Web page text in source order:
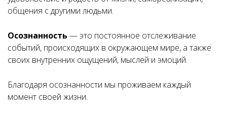
общения с другими людьми.
Осознанность — это постоянное отслеживание
событий, происходящих в окружающем мире, а также
своих внутренних ощущений, мыслей и эмоций.
Благодаря осознанности мы проживаем каждый
момент своей жизни.